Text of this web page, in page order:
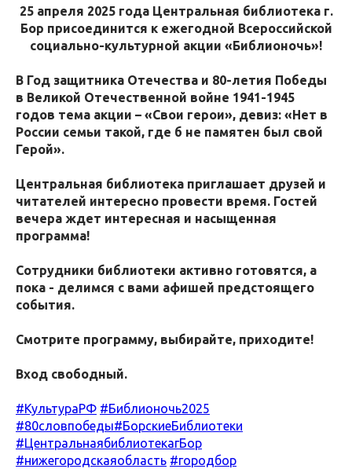
25 апреля 2025 года Центральная библиотека г.
Бор присоединится к ежегодной Всероссийской
социально-культурной акции «Библионочь»!
В Год защитника Отечества и 80-летия Победы
в Великой Отечественной войне 1941-1945
годов тема акции – «Свои герои», девиз: «Нет в
России семьи такой, где б не памятен был свой
Герой».
Центральная библиотека приглашает друзей и
читателей интересно провести время. Гостей
вечера ждет интересная и насыщенная
программа!
Сотрудники библиотеки активно готовятся, а
пока - делимся с вами афишей предстоящего
события.
Смотрите программу, выбирайте, приходите!
Вход свободный.
#КультураРФ #Библионочь2025
#80словпобеды#БорскиеБиблиотеки
#ЦентральнаябиблиотекагБор
#нижегородскаяобласть #городбор